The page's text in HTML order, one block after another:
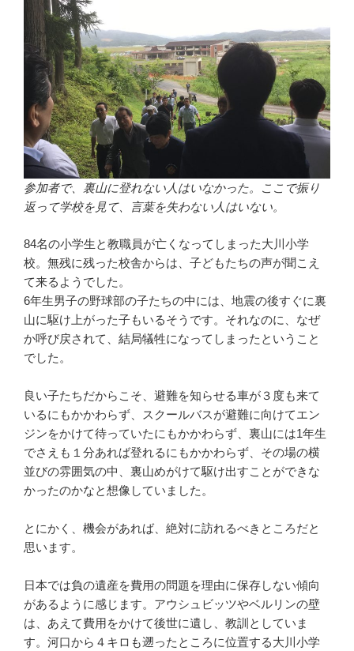
参加者で、裏山に登れない人はいなかった。ここで振り
返って学校を見て、言葉を失わない人はいない。
84名の小学生と教職員が亡くなってしまった大川小学
校。無残に残った校舎からは、子どもたちの声が聞こえ
て来るようでした。
6年生男子の野球部の子たちの中には、地震の後すぐに裏
山に駆け上がった子もいるそうです。それなのに、なぜ
か呼び戻されて、結局犠牲になってしまったということ
でした。
良い子たちだからこそ、避難を知らせる車が３度も来て
いるにもかかわらず、スクールバスが避難に向けてエン
ジンをかけて待っていたにもかかわらず、裏山には1年生
でさえも１分あれば登れるにもかかわらず、その場の横
並びの雰囲気の中、裏山めがけて駆け出すことができな
かったのかなと想像していました。
とにかく、機会があれば、絶対に訪れるべきところだと
思います。
日本では負の遺産を費用の問題を理由に保存しない傾向
があるように感じます。アウシュビッツやベルリンの壁
は、あえて費用をかけて後世に遺し、教訓としていま
す。河口から４キロも遡ったところに位置する大川小学